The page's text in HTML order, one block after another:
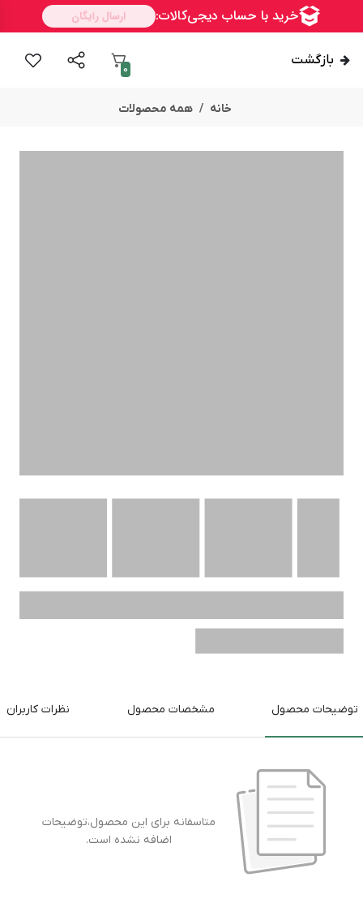
بازگشت
0
خانه همه محصولات
توضیحات محصول مشخصات محصول نظرات کاربران
متاسفانه برای این محصول،توضیحات
اضافه نشده است.